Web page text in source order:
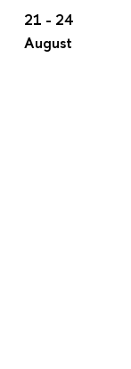
21 - 24
August